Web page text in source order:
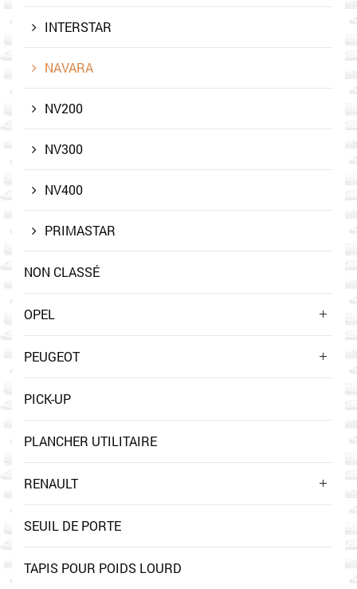
INTERSTAR
NAVARA
NV200
NV300
NV400
PRIMASTAR
NON CLASSÉ
OPEL
PEUGEOT
PICK-UP
PLANCHER UTILITAIRE
RENAULT
SEUIL DE PORTE
TAPIS POUR POIDS LOURD